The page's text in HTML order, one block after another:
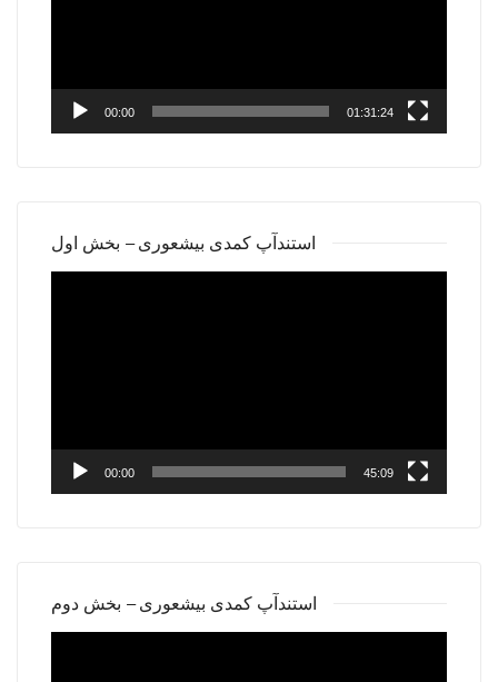
00:00 01:31:24
استندآپ کمدی بیشعوری – بخش اول
00:00 45:09
استندآپ کمدی بیشعوری – بخش دوم